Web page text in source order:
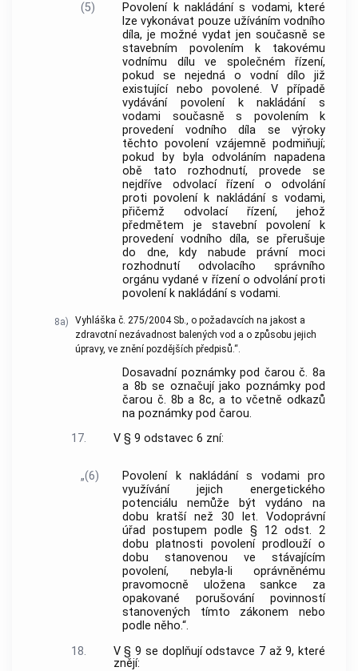
(5)
Povolení k nakládání s vodami, které
lze vykonávat pouze užíváním vodního
díla, je možné vydat jen současně se
stavebním povolením k takovému
vodnímu dílu ve společném řízení,
pokud se nejedná o vodní dílo již
existující nebo povolené. V případě
vydávání povolení k nakládání s
vodami současně s povolením k
provedení vodního díla se výroky
těchto povolení vzájemně podmiňují;
pokud by byla odvoláním napadena
obě tato rozhodnutí, provede se
nejdříve odvolací řízení o odvolání
proti povolení k nakládání s vodami,
přičemž odvolací řízení, jehož
předmětem je stavební povolení k
provedení vodního díla, se přerušuje
do dne, kdy nabude právní moci
rozhodnutí odvolacího správního
orgánu vydané v řízení o odvolání proti
povolení k nakládání s vodami.
8a)
Vyhláška č. 275/2004 Sb., o požadavcích na jakost a
zdravotní nezávadnost balených vod a o způsobu jejich
úpravy, ve znění pozdějších předpisů.“.
Dosavadní poznámky pod čarou č. 8a
a 8b se označují jako poznámky pod
čarou č. 8b a 8c, a to včetně odkazů
na poznámky pod čarou.
17.
V § 9 odstavec 6 zní:
„(6)
Povolení k nakládání s vodami pro
využívání jejich energetického
potenciálu nemůže být vydáno na
dobu kratší než 30 let. Vodoprávní
úřad postupem podle § 12 odst. 2
dobu platnosti povolení prodlouží o
dobu stanovenou ve stávajícím
povolení, nebyla-li oprávněnému
pravomocně uložena sankce za
opakované porušování povinností
stanovených tímto zákonem nebo
podle něho.“.
18.
V § 9 se doplňují odstavce 7 až 9, které
znějí: